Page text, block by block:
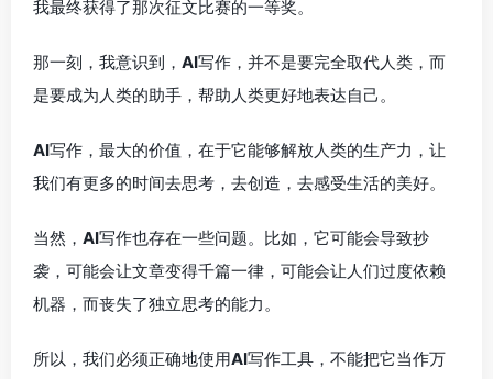
我最终获得了那次征文比赛的一等奖。
那一刻，我意识到， AI写作，并不是要完全取代人类，而
是要成为人类的助手，帮助人类更好地表达自己。
AI写作，最大的价值，在于它能够解放人类的生产力，让
我们有更多的时间去思考，去创造，去感受生活的美好。
当然， AI写作也存在一些问题。比如，它可能会导致抄
袭，可能会让文章变得千篇一律，可能会让人们过度依赖
机器，而丧失了独立思考的能力。
所以，我们必须正确地使用AI写作工具，不能把它当作万